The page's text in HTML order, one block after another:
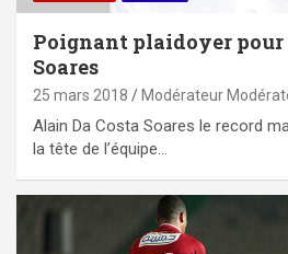
Poignant plaidoyer pour
Soares
25 mars 2018 Modérateur
Alain Da Costa Soares le record
la tête de l’équipe…